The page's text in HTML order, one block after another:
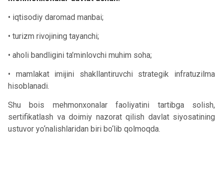
• iqtisodiy daromad manbai;
• turizm rivojining tayanchi;
• aholi bandligini ta’minlovchi muhim soha;
• mamlakat imijini shakllantiruvchi strategik infratuzilma
hisoblanadi.
Shu bois mehmonxonalar faoliyatini tartibga solish,
sertifikatlash va doimiy nazorat qilish davlat siyosatining
ustuvor yo‘nalishlaridan biri bo‘lib qolmoqda.